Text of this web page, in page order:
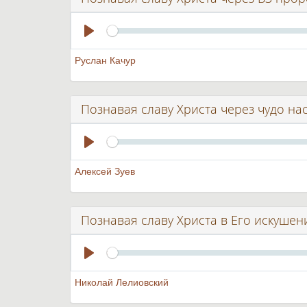
Seek
Руслан Качур
Познавая славу Христа через чудо
Seek
Алексей Зуев
Познавая славу Христа в Его
Seek
Николай Лелиовский